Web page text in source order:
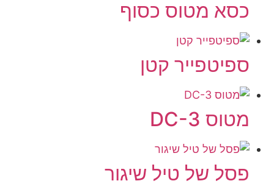
כסא מטוס כסוף
ספיטפייר קטן
מטוס DC-3
פסל של טיל שיגור